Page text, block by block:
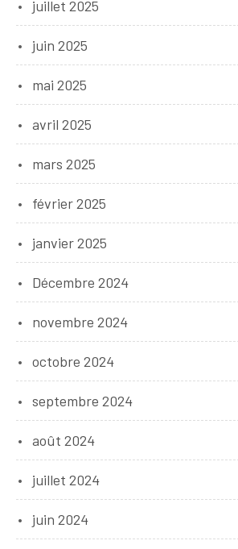
juillet 2025
juin 2025
mai 2025
avril 2025
mars 2025
février 2025
janvier 2025
Décembre 2024
novembre 2024
octobre 2024
septembre 2024
août 2024
juillet 2024
juin 2024